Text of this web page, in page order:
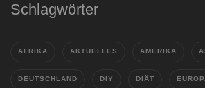
Schlagwörter
AFRIKA AKTUELLES AMERIKA
DEUTSCHLAND DIY DIÄT